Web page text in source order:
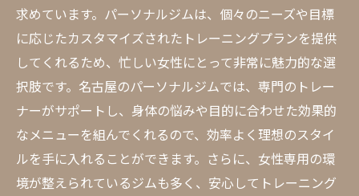
求めています。パーソナルジムは、個々のニーズや目標
に応じたカスタマイズされたトレーニングプランを提供
してくれるため、忙しい女性にとって非常に魅力的な選
択肢です。名古屋のパーソナルジムでは、専門のトレー
ナーがサポートし、身体の悩みや目的に合わせた効果的
なメニューを組んでくれるので、効率よく理想のスタイ
ルを手に入れることができます。さらに、女性専用の環
境が整えられているジムも多く、安心してトレーニング